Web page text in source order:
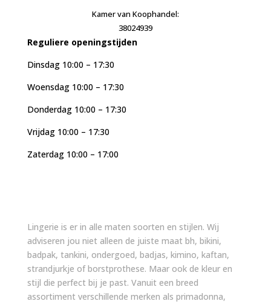
Kamer van Koophandel:
38024939
Reguliere openingstijden
Dinsdag 10:00 – 17:30
Woensdag 10:00 – 17:30
Donderdag 10:00 – 17:30
Vrijdag 10:00 – 17:30
Zaterdag 10:00 – 17:00
Lingerie is er in alle maten soorten en stijlen. Wij
adviseren jou niet alleen de juiste maat bh, bikini,
badpak, tankini, ondergoed, badjas, kimino, kaftan,
strandjurkje of borstprothese. Maar ook de kleur en
stijl die perfect bij je past. Vanuit een breed
assortiment verschillende merken als primadonna,